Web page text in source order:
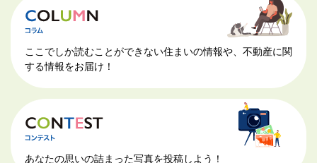
ここでしか読むことができない住まいの情報や、不動産に関
する情報をお届け！
あなたの思いの詰まった写真を投稿しよう！